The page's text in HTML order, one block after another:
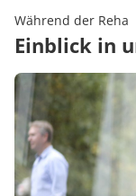
Während der Reha
Einblick in